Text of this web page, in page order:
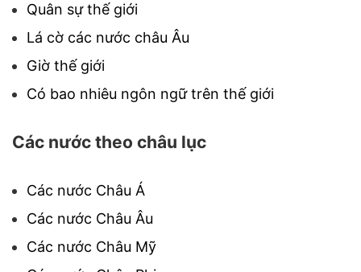
Quân sự thế giới
Lá cờ các nước châu Âu
Giờ thế giới
Có bao nhiêu ngôn ngữ trên thế giới
Các nước theo châu lục
Các nước Châu Á
Các nước Châu Âu
Các nước Châu Mỹ